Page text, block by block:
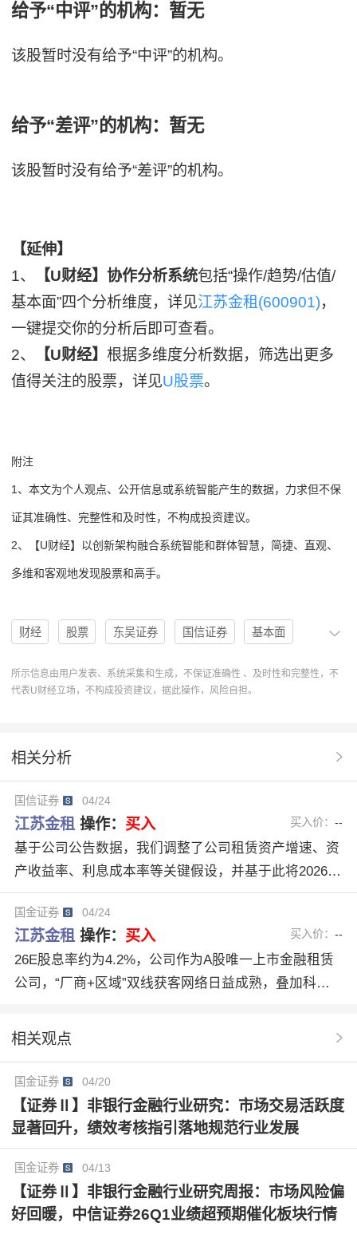
给予“中评”的机构：暂无
该股暂时没有给予“中评”的机构。
给予“差评”的机构：暂无
该股暂时没有给予“差评”的机构。
【延伸】
1、
【U财经】协作分析系统包括“操作/趋势/估值/
基本面”四个分析维度，详见江苏金租(600901)，
一键提交你的分析后即可查看。
2、
【U财经】根据多维度分析数据，筛选出更多
值得关注的股票，详见U股票。
附注
1、本文为个人观点、公开信息或系统智能产生的数据，力求但不保
证其准确性、完整性和及时性，不构成投资建议。
2、【U财经】以创新架构融合系统智能和群体智慧，简捷、直观、
多维和客观地发现股票和高手。
财经 股票 东吴证券 国信证券 基本面
机构 分析 股息率 PB 买入评级 600901
净利润预测
稳健穿越周期
所示信息由用户发表、系统采集和生成，不保证准确性 、及时性和完整性，不
代表U财经立场，不构成投资建议，据此操作，风险自担。
相关分析
国信证券 04/24
江苏金租 操作： 买入 买入价：--
基于公司公告数据，我们调整了公司租赁资产增速、资
产收益率、利息成本率等关键假设，并基于此将2026-2
7年归母净利润上调0.3%、2.5%，预计2028年净利润为
47.34亿元、同比+12.11%。公司具备良好成长性、卓
越盈利能力、优质的资产质量和充裕的拨备，我们维持
“优于大市”评级。
国金证券 04/24
江苏金租 操作： 买入 买入价：--
26E股息率约为4.2%，公司作为A股唯一上市金融租赁
公司，“厂商+区域”双线获客网络日益成熟，叠加科技
场竞争的影响，我们小幅下调公司2026年归母净利润预
1.55倍，维持“买入”评级。
相关观点
国金证券 04/20
【证券Ⅱ】非银行金融行业研究：市场交易活跃度
显著回升，绩效考核指引落地规范行业发展
国金证券 04/13
【证券Ⅱ】非银行金融行业研究周报：市场风险偏
好回暖，中信证券26Q1业绩超预期催化板块行情